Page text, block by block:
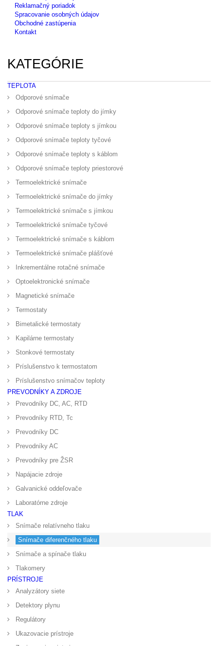
Reklamačný poriadok
Spracovanie osobných údajov
Obchodné zastúpenia
Kontakt
KATEGÓRIE
TEPLOTA
Odporové snímače
Odporové snímače teploty do jímky
Odporové snímače teploty s jímkou
Odporové snímače teploty tyčové
Odporové snímače teploty s káblom
Odporové snímače teploty priestorové
Termoelektrické snímače
Termoelektrické snímače do jímky
Termoelektrické snímače s jímkou
Termoelektrické snímače tyčové
Termoelektrické snímače s káblom
Termoelektrické snímače plášťové
Inkrementálne rotačné snímače
Optoelektronické snímače
Magnetické snímače
Termostaty
Bimetalické termostaty
Kapilárne termostaty
Stonkové termostaty
Príslušenstvo k termostatom
Príslušenstvo snímačov teploty
PREVODNÍKY A ZDROJE
Prevodníky DC, AC, RTD
Prevodníky RTD, Tc
Prevodníky DC
Prevodníky AC
Prevodníky pre ŽSR
Napájacie zdroje
Galvanické oddeľovače
Laboratórne zdroje
TLAK
Snímače relatívneho tlaku
Snímače diferenčného tlaku
Snímače a spínače tlaku
Tlakomery
PRÍSTROJE
Analyzátory siete
Detektory plynu
Regulátory
Ukazovacie prístroje